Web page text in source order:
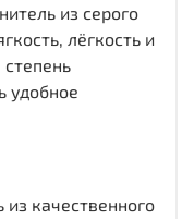
из серого
лёгкость и
удобное
качественного